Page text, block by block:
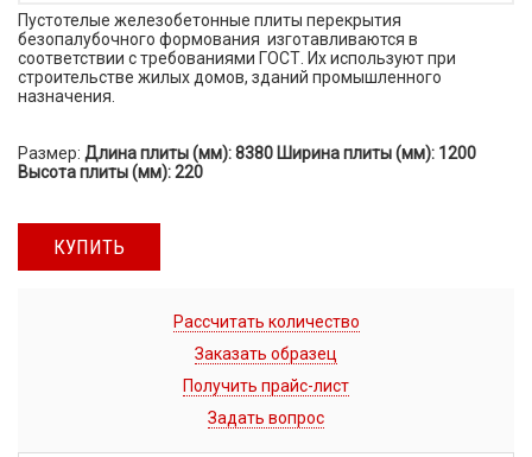
Пустотелые железобетонные плиты перекрытия
безопалубочного формования изготавливаются в
соответствии с требованиями ГОСТ. Их используют при
строительстве жилых домов, зданий промышленного
назначения.
Размер: Длина плиты (мм): 8380 Ширина плиты (мм): 1200
Высота плиты (мм): 220
КУПИТЬ
Рассчитать количество
Заказать образец
Получить прайс-лист
Задать вопрос